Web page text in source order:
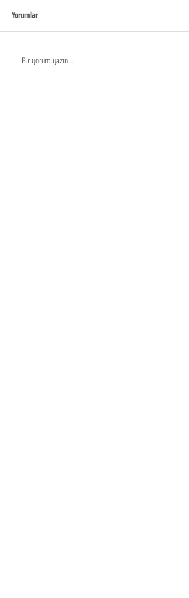
Yorumlar
Bir yorum yazın...